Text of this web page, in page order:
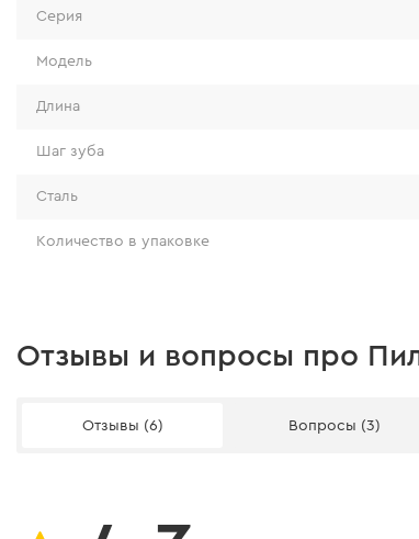
Серия
Модель
Длина
Шаг зуба
Сталь
Количество в упаковке
Отзывы и вопросы про
Отзывы (6) Вопросы (3)